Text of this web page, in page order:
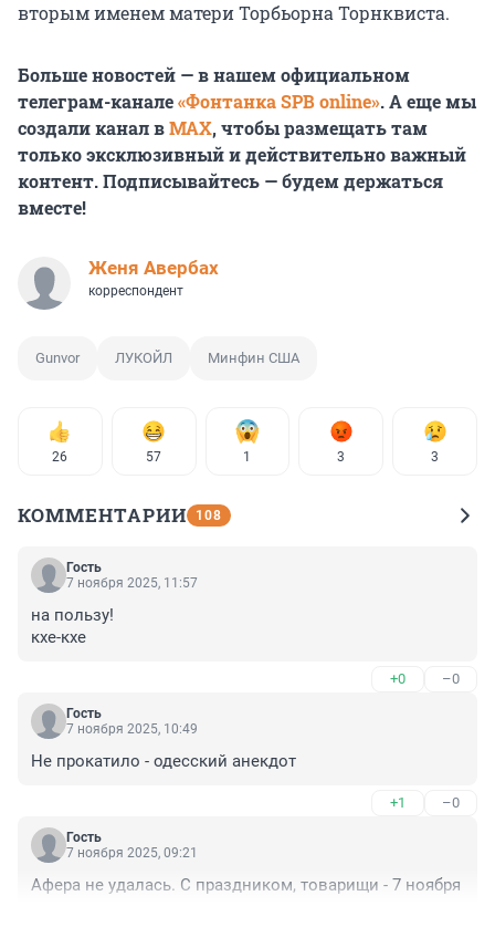
вторым именем матери Торбьорна Торнквиста.
Больше новостей — в нашем официальном
телеграм-канале«Фонтанка SPB online». А еще мы
создали канал вMAX, чтобы размещать там
только эксклюзивный и действительно важный
контент. Подписывайтесь — будем держаться
вместе!
Женя Авербах
корреспондент
Gunvor ЛУКОЙЛ Минфин США
26 57 1 3 3
КОММЕНТАРИИ 108
Гость
7 ноября 2025, 11:57
на пользу!
кхе-кхе
+0 –0
Гость
7 ноября 2025, 10:49
Не прокатило - одесский анекдот
+1 –0
Гость
7 ноября 2025, 09:21
Афера не удалась. С праздником, товарищи - 7 ноября